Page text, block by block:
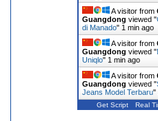
A visitor from
Guangdong viewed "
di Manado" 1 min ago
A visitor from
Guangdong viewed "
Uniqlo" 1 min ago
A visitor from
Guangdong viewed "
Jeans Model Terbaru"
Get Script Real